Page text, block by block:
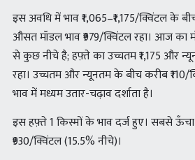
इस अवधि में भाव ₹1,065–₹1,175/क्विंटल के
औसत मॉडल भाव ₹979/क्विंटल रहा। आज का
से कुछ नीचे है; हफ़्ते का उच्चतम ₹1,175 और
रहा। उच्चतम और न्यूनतम के बीच करीब ₹110/
भाव में मध्यम उतार-चढ़ाव दर्शाता है।
इस हफ़्ते 1 किस्मों के भाव दर्ज हुए। सबसे
₹930/क्विंटल (15.5% नीचे)।